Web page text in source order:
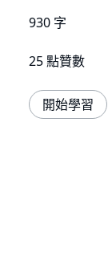
930 字
25 點贊數
開始學習